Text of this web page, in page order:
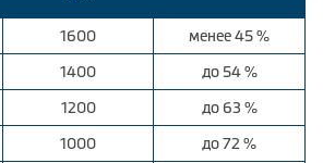
1600 менее 45 %
1400 до 54 %
1200 до 63 %
1000 до 72 %